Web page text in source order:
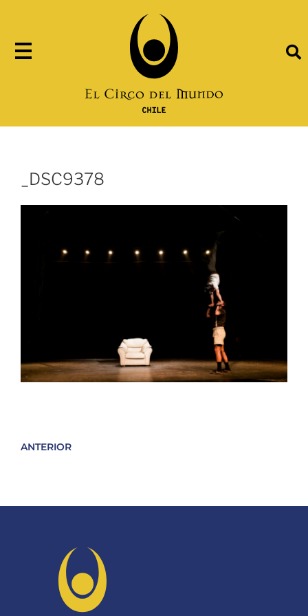
_DSC9378
ANTERIOR